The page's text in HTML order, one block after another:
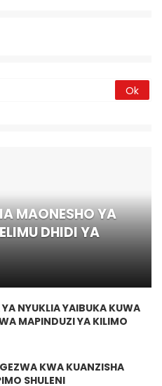
MAONESHO YA
DHIDI YA
NYUKLIA YAIBUKA KUWA
MAPINDUZI YA KILIMO
KWA KUANZISHA
SHULENI